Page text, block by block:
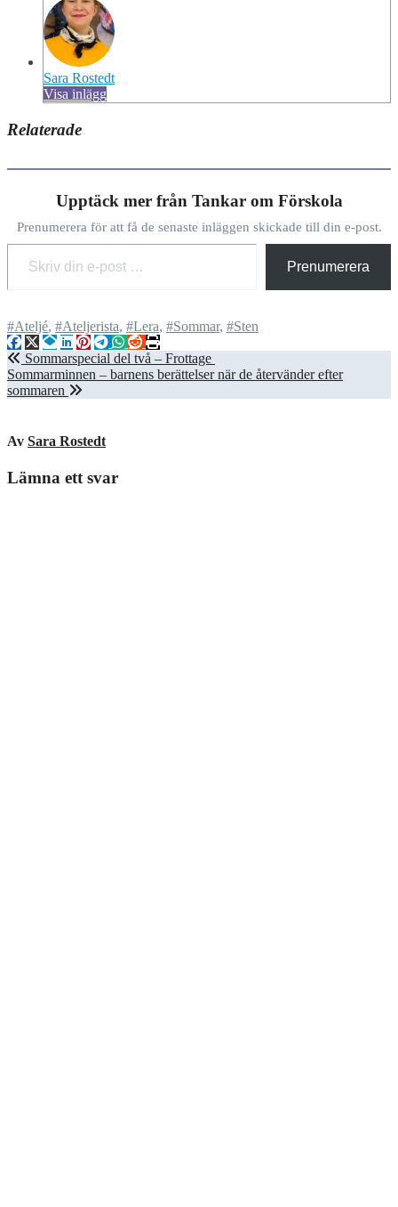
Sara Rostedt
Visa inlägg
Relaterade
Upptäck mer från Tankar om Förskola
Prenumerera för att få de senaste inläggen skickade till din e-post.
Skriv din e-post …
Prenumerera
#Ateljé, #Ateljerista, #Lera, #Sommar, #Sten
Inläggsnavigering
Sommarspecial del två – Frottage
Sommarminnen – barnens berättelser när de återvänder efter
sommaren
Av Sara Rostedt
Lämna ett svar